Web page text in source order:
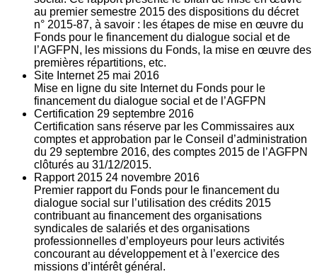
au premier semestre 2015 des dispositions du décret
n° 2015-87, à savoir : les étapes de mise en œuvre du
Fonds pour le financement du dialogue social et de
l’AGFPN, les missions du Fonds, la mise en œuvre des
premières répartitions, etc.
Site Internet 25 mai 2016
Mise en ligne du site Internet du Fonds pour le
financement du dialogue social et de l’AGFPN
Certification 29 septembre 2016
Certification sans réserve par les Commissaires aux
comptes et approbation par le Conseil d’administration
du 29 septembre 2016, des comptes 2015 de l’AGFPN
clôturés au 31/12/2015.
Rapport 2015 24 novembre 2016
Premier rapport du Fonds pour le financement du
dialogue social sur l’utilisation des crédits 2015
contribuant au financement des organisations
syndicales de salariés et des organisations
professionnelles d’employeurs pour leurs activités
concourant au développement et à l’exercice des
missions d’intérêt général.